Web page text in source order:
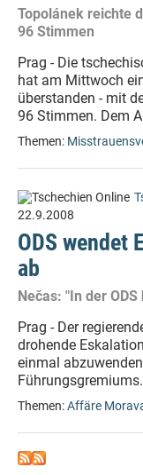
Topolánek reichte
96 Stimmen
Prag - Die
hat am Mittwoch
überstanden - mit
96 Stimmen. Dem
Themen:
22.9.2008
ODS wendet
ab
Nečas: "In der
Prag - Der
drohende
einmal
Themen:Affäre